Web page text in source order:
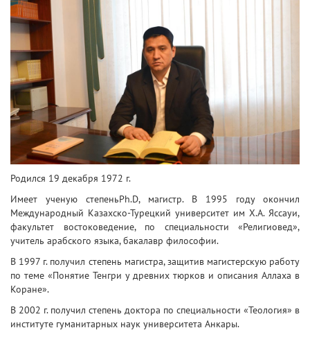
Родился 19 декабря 1972 г.
Имеет ученую степеньPh.D, магистр. В 1995 году окончил
Международный Казахско-Турецкий университет им Х.А. Яссауи,
факультет востоковедение, по специальности «Религиовед»,
учитель арабского языка, бакалавр философии.
В 1997 г. получил степень магистра, защитив магистерскую работу
по теме «Понятие Тенгри у древних тюрков и описания Аллаха в
Коране».
В 2002 г. получил степень доктора по специальности «Теология» в
институте гуманитарных наук университета Анкары.